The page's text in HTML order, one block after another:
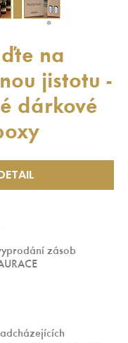
na
jistotu -
dárkové
zásob